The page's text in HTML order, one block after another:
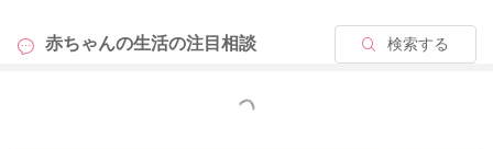
赤ちゃんの生活の注目相談 検索する
もっと見る